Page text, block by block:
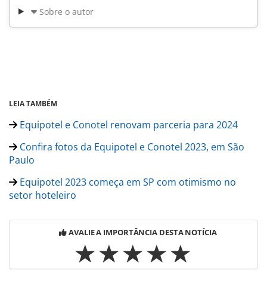
Sobre o autor
LEIA TAMBÉM
Equipotel e Conotel renovam parceria para 2024
Confira fotos da Equipotel e Conotel 2023, em São
Paulo
Equipotel 2023 começa em SP com otimismo no
setor hoteleiro
AVALIE A IMPORTÂNCIA DESTA NOTÍCIA